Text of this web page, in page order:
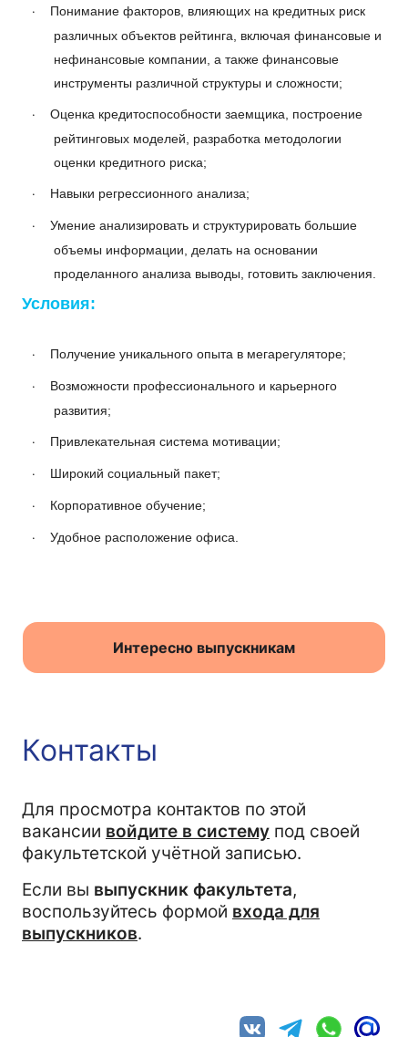
·
Понимание факторов, влияющих на кредитных риск
различных объектов рейтинга, включая финансовые и
нефинансовые компании, а также финансовые
инструменты различной структуры и сложности;
·
Оценка кредитоспособности заемщика, построение
рейтинговых моделей, разработка методологии
оценки кредитного риска;
· Навыки регрессионного анализа;
·
Умение анализировать и структурировать большие
объемы информации, делать на основании
проделанного анализа выводы, готовить заключения.
Условия:
· Получение уникального опыта в мегарегуляторе;
·
Возможности профессионального и карьерного
развития;
· Привлекательная система мотивации;
· Широкий социальный пакет;
· Корпоративное обучение;
· Удобное расположение офиса.
Интересно выпускникам
Контакты
Для просмотра контактов по этой
вакансии войдите в систему под своей
факультетской учётной записью.
Если вы выпускник факультета,
воспользуйтесь формой входа для
выпускников.